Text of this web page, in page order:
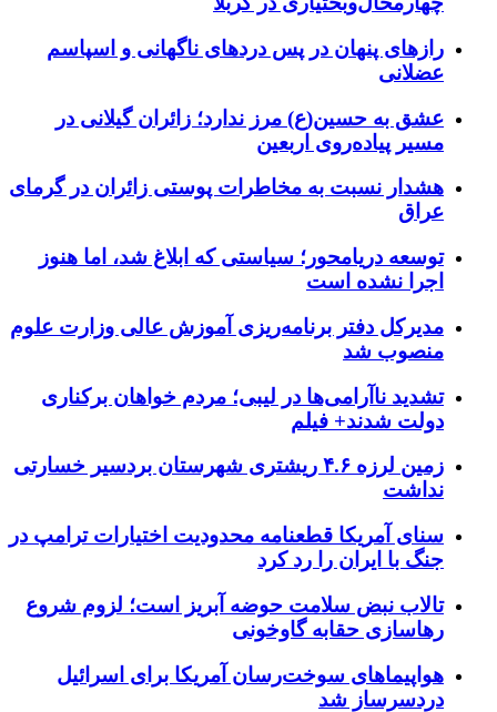
رازهای پنهان در پس دردهای ناگهانی و اسپاسم
عضلانی
عشق به حسین(ع) مرز ندارد؛ زائران گیلانی در
مسیر پیاده‌روی اربعین
هشدار نسبت به مخاطرات پوستی زائران در گرمای
عراق
توسعه دریامحور؛ سیاستی که ابلاغ شد، اما هنوز
اجرا نشده است
مدیرکل دفتر برنامه‌ریزی آموزش عالی وزارت علوم
منصوب شد
تشدید ناآرامی‌ها در لیبی؛ مردم خواهان برکناری
دولت شدند+ فیلم
زمین لرزه ۴.۶ ریشتری شهرستان بردسیر خسارتی
نداشت
سنای آمریکا قطعنامه محدودیت اختیارات ترامپ در
جنگ با ایران را رد کرد
تالاب نبض سلامت حوضه آبریز است؛ لزوم شروع
رهاسازی حقابه گاوخونی
هواپیماهای سوخت‌رسان آمریکا برای اسرائیل
دردسرساز شد